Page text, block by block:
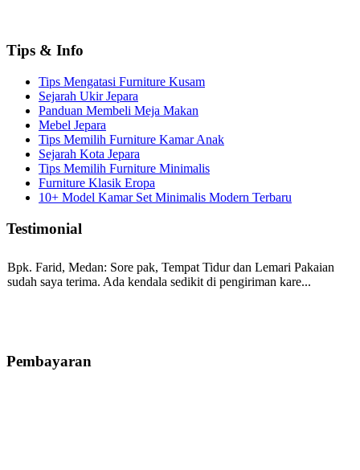
Tips & Info
Tips Mengatasi Furniture Kusam
Sejarah Ukir Jepara
Panduan Membeli Meja Makan
Mebel Jepara
Tips Memilih Furniture Kamar Anak
Sejarah Kota Jepara
Tips Memilih Furniture Minimalis
Furniture Klasik Eropa
10+ Model Kamar Set Minimalis Modern Terbaru
Testimonial
Bpk. Farid, Medan: Sore pak, Tempat Tidur dan Lemari Pakaian
sudah saya terima. Ada kendala sedikit di pengiriman kare...
bale2 dan kursi teras saya sudah saya terima dan p...
Pembayaran